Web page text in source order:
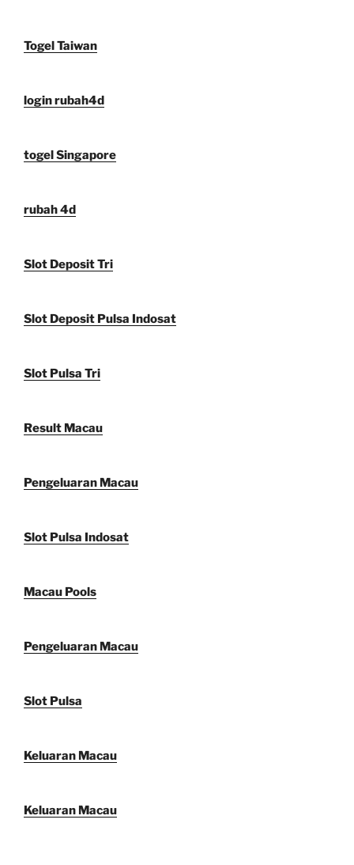
Togel Taiwan
login rubah4d
togel Singapore
rubah 4d
Slot Deposit Tri
Slot Deposit Pulsa Indosat
Slot Pulsa Tri
Result Macau
Pengeluaran Macau
Slot Pulsa Indosat
Macau Pools
Pengeluaran Macau
Slot Pulsa
Keluaran Macau
Keluaran Macau